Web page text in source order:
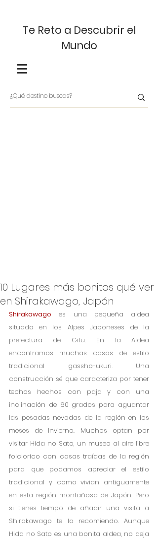
Te Reto a Descubrir el
Mundo
10 Lugares más bonitos qué ver
en Shirakawago, Japón
Shirakawago es una pequeña aldea
situada en los Alpes Japoneses de la
prefectura de Gifu. En la Aldea
encontramos muchas casas de estilo
tradicional gassho-ukuri. Una
construcción sé que caracteriza por tener
techos hechos con paja y con una
inclinación de 60 grados para aguantar
las pesadas nevadas de la región en los
meses de invierno. Muchos optan por
visitar Hida no Sato, un museo al aire libre
folclorico con casas traídas de la región
para que podamos apreciar el estilo
tradicional y como vivian antiguamente
en esta región montañosa de Japón. Pero
si tienes tiempo de añadir una visita a
Shirakawago te lo recomiendo. Aunque
Hida no Sato es una bonita aldea, no deja